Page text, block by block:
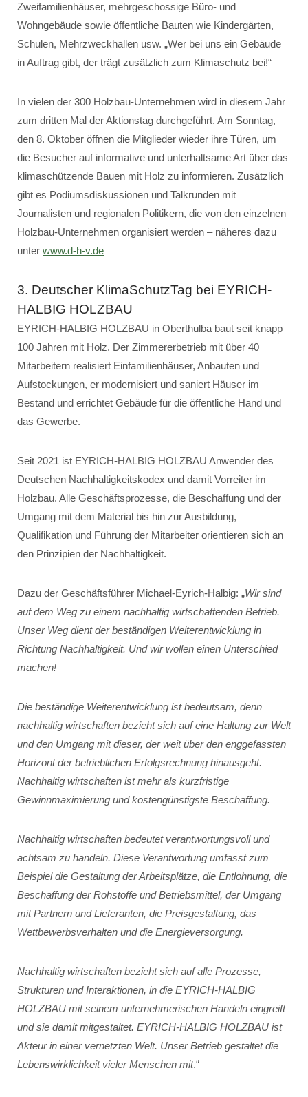
Zweifamilienhäuser, mehrgeschossige Büro- und
Wohngebäude sowie öffentliche Bauten wie Kindergärten,
Schulen, Mehrzweckhallen usw. „Wer bei uns ein Gebäude
in Auftrag gibt, der trägt zusätzlich zum Klimaschutz bei!“
In vielen der 300 Holzbau-Unternehmen wird in diesem Jahr
zum dritten Mal der Aktionstag durchgeführt. Am Sonntag,
den 8. Oktober öffnen die Mitglieder wieder ihre Türen, um
die Besucher auf informative und unterhaltsame Art über das
klimaschützende Bauen mit Holz zu informieren. Zusätzlich
gibt es Podiumsdiskussionen und Talkrunden mit
Journalisten und regionalen Politikern, die von den einzelnen
Holzbau-Unternehmen organisiert werden – näheres dazu
unter www.d-h-v.de
3. Deutscher KlimaSchutzTag bei EYRICH-
HALBIG HOLZBAU
EYRICH-HALBIG HOLZBAU in Oberthulba baut seit knapp
100 Jahren mit Holz. Der Zimmererbetrieb mit über 40
Mitarbeitern realisiert Einfamilienhäuser, Anbauten und
Aufstockungen, er modernisiert und saniert Häuser im
Bestand und errichtet Gebäude für die öffentliche Hand und
das Gewerbe.
Seit 2021 ist EYRICH-HALBIG HOLZBAU Anwender des
Deutschen Nachhaltigkeitskodex und damit Vorreiter im
Holzbau. Alle Geschäftsprozesse, die Beschaffung und der
Umgang mit dem Material bis hin zur Ausbildung,
Qualifikation und Führung der Mitarbeiter orientieren sich an
den Prinzipien der Nachhaltigkeit.
Dazu der Geschäftsführer Michael-Eyrich-Halbig: „Wir sind
auf dem Weg zu einem nachhaltig wirtschaftenden Betrieb.
Unser Weg dient der beständigen Weiterentwicklung in
Richtung Nachhaltigkeit. Und wir wollen einen Unterschied
machen!
Die beständige Weiterentwicklung ist bedeutsam, denn
nachhaltig wirtschaften bezieht sich auf eine Haltung zur Welt
und den Umgang mit dieser, der weit über den enggefassten
Horizont der betrieblichen Erfolgsrechnung hinausgeht.
Nachhaltig wirtschaften ist mehr als kurzfristige
Gewinnmaximierung und kostengünstigste Beschaffung.
Nachhaltig wirtschaften bedeutet verantwortungsvoll und
achtsam zu handeln. Diese Verantwortung umfasst zum
Beispiel die Gestaltung der Arbeitsplätze, die Entlohnung, die
Beschaffung der Rohstoffe und Betriebsmittel, der Umgang
mit Partnern und Lieferanten, die Preisgestaltung, das
Wettbewerbsverhalten und die Energieversorgung.
Nachhaltig wirtschaften bezieht sich auf alle Prozesse,
Strukturen und Interaktionen, in die EYRICH-HALBIG
HOLZBAU mit seinem unternehmerischen Handeln eingreift
und sie damit mitgestaltet. EYRICH-HALBIG HOLZBAU ist
Akteur in einer vernetzten Welt. Unser Betrieb gestaltet die
Lebenswirklichkeit vieler Menschen mit.“